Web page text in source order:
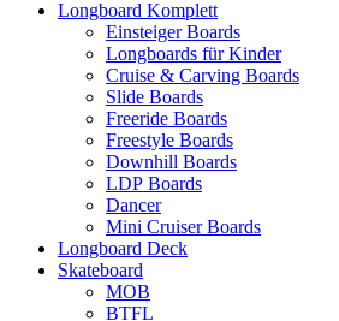
Longboard Komplett
Einsteiger Boards
Longboards für Kinder
Cruise & Carving Boards
Slide Boards
Freeride Boards
Freestyle Boards
Downhill Boards
LDP Boards
Dancer
Mini Cruiser Boards
Longboard Deck
Skateboard
MOB
BTFL